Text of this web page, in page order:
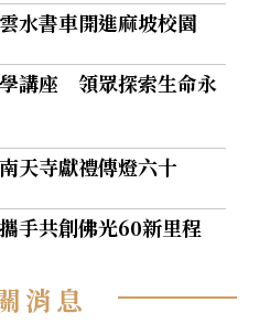
水書車開進麻坡校園
講座 領眾探索生命永
天寺獻禮傳燈六十
手共創佛光60新里程
消息